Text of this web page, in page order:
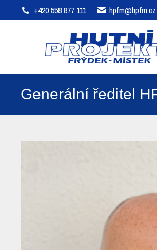
+420 558 877 111 hpfm@hpfm.cz
Generální ředitel
O společnosti